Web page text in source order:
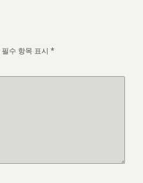
필수 항목 표시 *